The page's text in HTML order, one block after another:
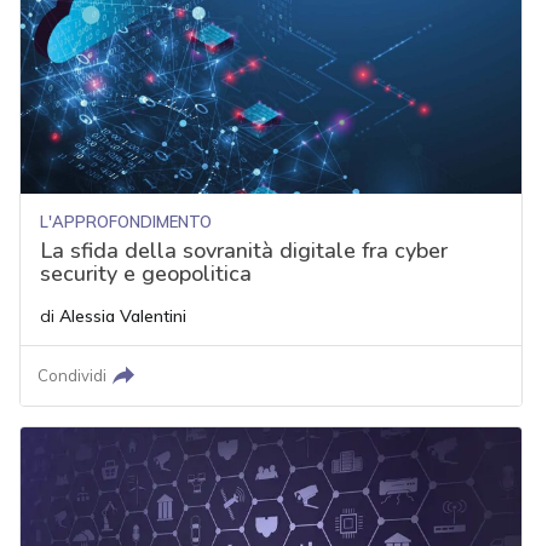
L'APPROFONDIMENTO
La sfida della sovranità digitale fra cyber
security e geopolitica
di Alessia Valentini
Condividi